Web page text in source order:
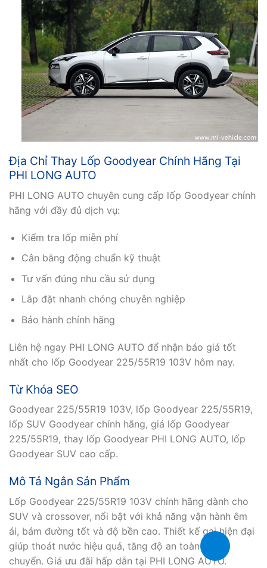
Địa Chỉ Thay Lốp Goodyear Chính Hãng Tại
PHI LONG AUTO
PHI LONG AUTO chuyên cung cấp lốp Goodyear chính
hãng với đầy đủ dịch vụ:
Kiểm tra lốp miễn phí
Cân bằng động chuẩn kỹ thuật
Tư vấn đúng nhu cầu sử dụng
Lắp đặt nhanh chóng chuyên nghiệp
Bảo hành chính hãng
Liên hệ ngay PHI LONG AUTO để nhận báo giá tốt
nhất cho lốp Goodyear 225/55R19 103V hôm nay.
Từ Khóa SEO
Goodyear 225/55R19 103V, lốp Goodyear 225/55R19,
lốp SUV Goodyear chính hãng, giá lốp Goodyear
225/55R19, thay lốp Goodyear PHI LONG AUTO, lốp
Goodyear SUV cao cấp.
Mô Tả Ngắn Sản Phẩm
Lốp Goodyear 225/55R19 103V chính hãng dành cho
SUV và crossover, nổi bật với khả năng vận hành êm
ái, bám đường tốt và độ bền cao. Thiết kế gai hiện đại
giúp thoát nước hiệu quả, tăng độ an toàn khi di
chuyển. Giá ưu đãi hấp dẫn tại PHI LONG AUTO.